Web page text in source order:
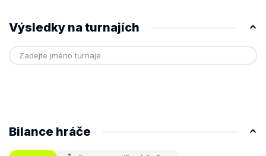
Výsledky na turnajích
Bilance hráče